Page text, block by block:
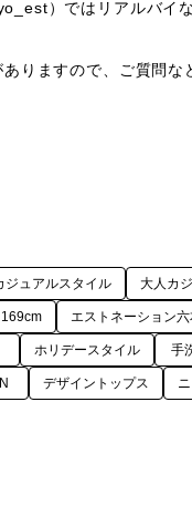
）ではリアルバイな
りますので、ご質問な
ジュアルスタイル 大人カ
エストネーション
ホリデースタイル 手
デザイントップス